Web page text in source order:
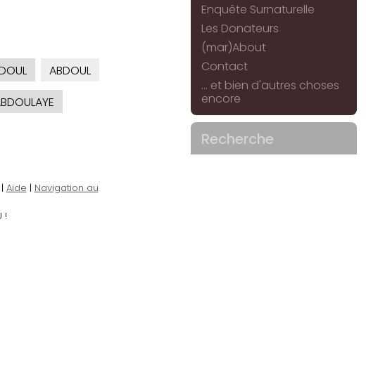
ABDOUL
| Aide | Navigation au
!
Enquête Surnaturelle
Les Donateurs
(mar)About
Contact
... et bien d'autres choses
encore
Recherche